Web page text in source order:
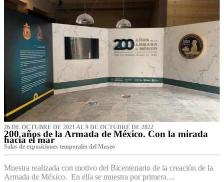
26 DE OCTUBRE DE 2021 AL 9 DE OCTUBRE DE 2022
200 años de la Armada de México. Con la mirada
hacia el mar
Salas de exposiciones temporales del Museo‌
Muestra realizada con motivo del Bicentenario de la creación de la
Armada de México. En ella se muestra por primera…